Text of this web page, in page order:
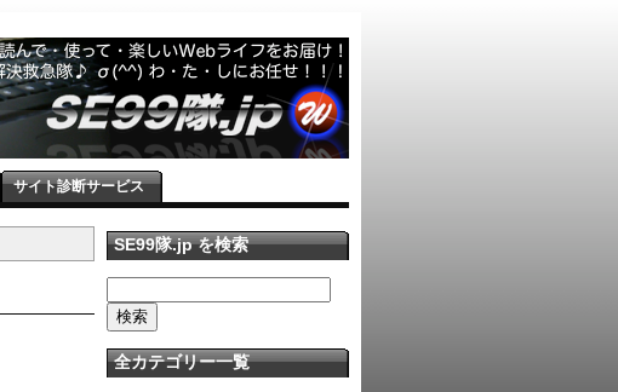
サイト診断サービス
SE99隊.jp を検索
全カテゴリー一覧